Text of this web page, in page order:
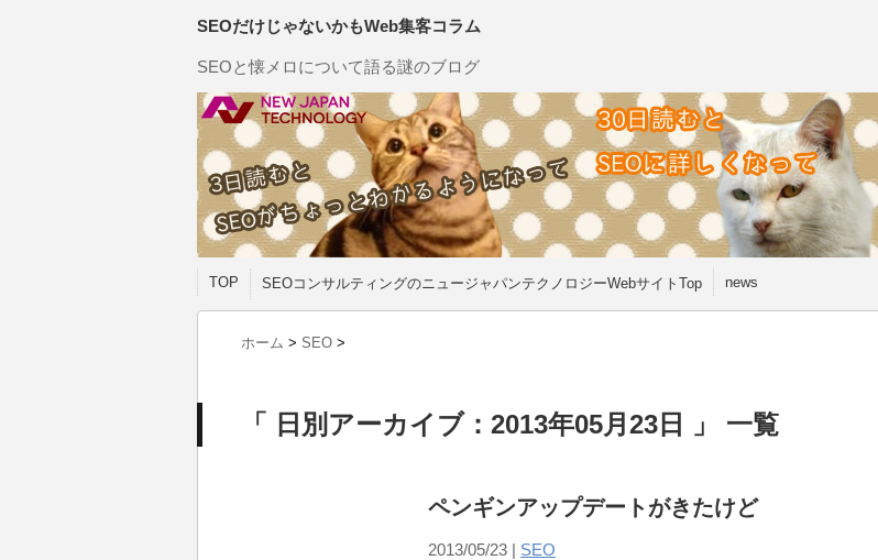
SEOだけじゃないかもWeb集客コラム
SEOと懐メロについて語る謎のブログ
TOP SEOコンサルティングのニュージャパンテクノロジーWebサイトTop news
ホーム > SEO >
「 日別アーカイブ：2013年05月23日 」 一覧
ペンギンアップデートがきたけど
2013/05/23 | SEO